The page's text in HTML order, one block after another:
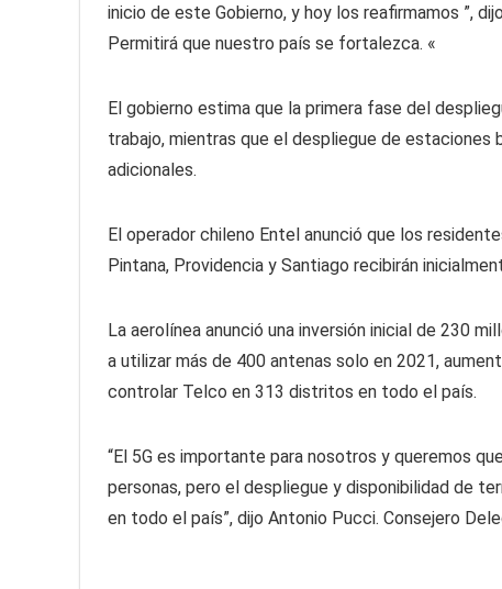
inicio de este Gobierno, y hoy los reafirmamos ”,
Permitirá que nuestro país se fortalezca. «
El gobierno estima que la primera fase del
trabajo, mientras que el despliegue de estaciones
adicionales.
El operador chileno Entel anunció que los
Pintana, Providencia y Santiago recibirán
La aerolínea anunció una inversión inicial de 230
a utilizar más de 400 antenas solo en 2021,
controlar Telco en 313 distritos en todo el país.
“El 5G es importante para nosotros y queremos
personas, pero el despliegue y disponibilidad de
en todo el país”, dijo Antonio Pucci. Consejero